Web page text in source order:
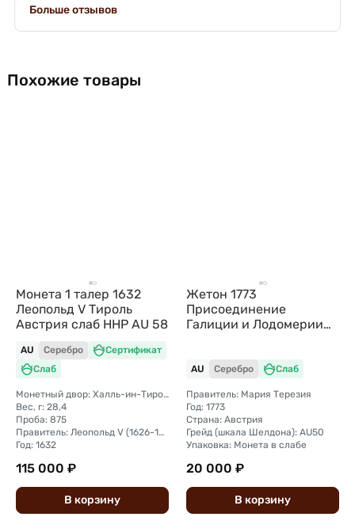
Больше отзывов
Похожие товары
Монета 1 талер 1632
Леопольд V Тироль
Австрия слаб ННР AU 58
AU Серебро
Сертификат
Слаб
Монетный двор: Халль-ин-Тироль
Вес, г: 28,4
Проба: 875
Правитель: Леопольд V (1626-1632)
Год: 1632
115 000 ₽
В корзину
Жетон 1773
Присоединение
Галиции и Лодомерии
AU Серебро Слаб
Правитель: Мария Терезия
Год: 1773
Страна: Австрия
Грейд (шкала Шелдона): AU50
Упаковка: Монета в слабе
20 000 ₽
В корзину